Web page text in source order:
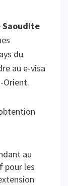
Saoudite
du
au e-visa
Orient.
au
pour les